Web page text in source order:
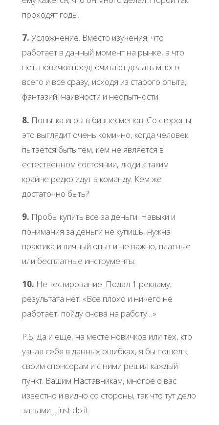
проходят годы.
7. Усложнение. Вместо изучения, что
работает в данный момент на рынке, а что
нет, новички предпочитают делать много
всего и все сразу, исходя из старого опыта,
фантазий, наивности и неопытности.
8. Попытка игры в бизнесменов. Со стороны
это выглядит очень комично, когда человек
пытается быть тем, кем не является в
естественном состоянии, люди к таким
крайне редко идут в команду. Кем же
достаточно быть?
9. Пробы купить все за деньги. Навыки и
понимания за деньги не купишь, нужна
практика и личный опыт и не важно, платные
или бесплатные инструменты.
10. Не тестирование. Подал 1 рекламу,
результата нет! «Все плохо и ничего не
работает, пойду снова на работу…»
P.S. Да и еще, на месте новичков или тех, кто
узнал себя в данных ошибках, я бы пошел к
своим спонсорам и с ними решил каждый
пункт. Вашим Наставникам, многое о вас
известно и видно со стороны, так что тут дело
за вами… just do it.